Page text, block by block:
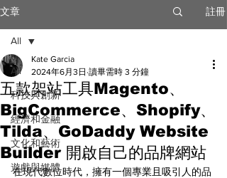
文章 註冊
All
科技與創新
經濟和金融
文化和藝術
遊戲與媒體
All
五款架站工具Magento、
BigCommerce、Shopify、
Tilda、GoDaddy Website
Builder 開啟自己的品牌網站
Kate Garcia
2024年6月3日 讀畢需時 3 分鐘
在現代數位時代，擁有一個專業且吸引人的品